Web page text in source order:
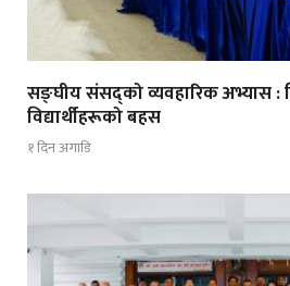
सङ्घीय संसद्को व्यवहारिक अभ्यास :
विद्यार्थीहरूको बहस
१ दिन अगाडि